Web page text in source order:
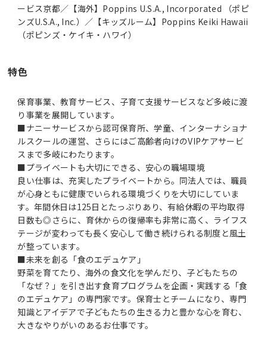
ービス京都／【海外】Poppins U.S.A., Incorporated （ポピ
ンズU.S.A., Inc.）／【キッズルーム】Poppins Keiki Hawaii
（ポピンズ・ケイキ・ハワイ）
特色
保育事業、教育サービス、子育て支援サービスなど多岐に渡
り事業を展開しています。
■ナニーサービスから認可保育所、学童、インターナショナ
ルスクールの運営、さらにはご高齢者向けのVIPケアサービ
スまで多岐にわたります。
■プライベートも大切にできる、安心の職場環境
良い仕事は、充実したプライベートから。同法人では、職員
が心身ともに健康でいられる環境づくりを大切にしていま
す。年間休日は125日とたっぷりあり、有給休暇の平均取得
日数も◎さらに、育休からの復帰率も非常に高く、ライフス
テージが変わっても長く安心して働き続けられる制度と風土
が整っています。
■未来を創る「食のエデュケア」
野菜を育てたり、海外の食文化を学んだり、子どもたちの
「なぜ？」を引き出す食育プログラムを企画・実践する「食
のエデュケア」の専門家です。保育士とチームになり、専門
知識とアイデアで子どもたちの生きる力と豊かな心を育む、
大きなやりがいのあるお仕事です。